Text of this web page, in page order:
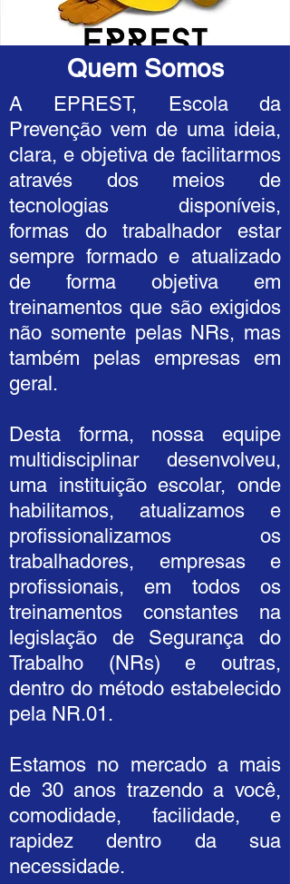
Quem Somos
A EPREST, Escola da
Prevenção vem de uma ideia,
clara, e objetiva de facilitarmos
através dos meios de
tecnologias disponíveis,
formas do trabalhador estar
sempre formado e atualizado
de forma objetiva em
treinamentos que são exigidos
não somente pelas NRs, mas
também pelas empresas em
geral.
Desta forma, nossa equipe
multidisciplinar desenvolveu,
uma instituição escolar, onde
habilitamos, atualizamos e
profissionalizamos os
trabalhadores, empresas e
profissionais, em todos os
treinamentos constantes na
legislação de Segurança do
Trabalho (NRs) e outras,
dentro do método estabelecido
pela NR.01.
Estamos no mercado a mais
de 30 anos trazendo a você,
comodidade, facilidade, e
rapidez dentro da sua
necessidade.